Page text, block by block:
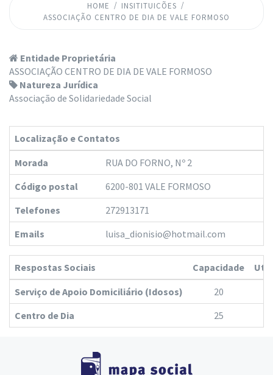
HOME
INSITITUICÕES
ASSOCIAÇÃO CENTRO DE DIA DE VALE FORMOSO
Entidade Proprietária
ASSOCIAÇÃO CENTRO DE DIA DE VALE FORMOSO
Natureza Jurídica
Associação de Solidariedade Social
Localização e Contatos
Morada
RUA DO FORNO, Nº 2
Código postal
6200-801 VALE FORMOSO
Telefones
272913171
Emails
luisa_dionisio@hotmail.com
Respostas Sociais Capacidade
Serviço de Apoio Domiciliário (Idosos)
20
Centro de Dia
25